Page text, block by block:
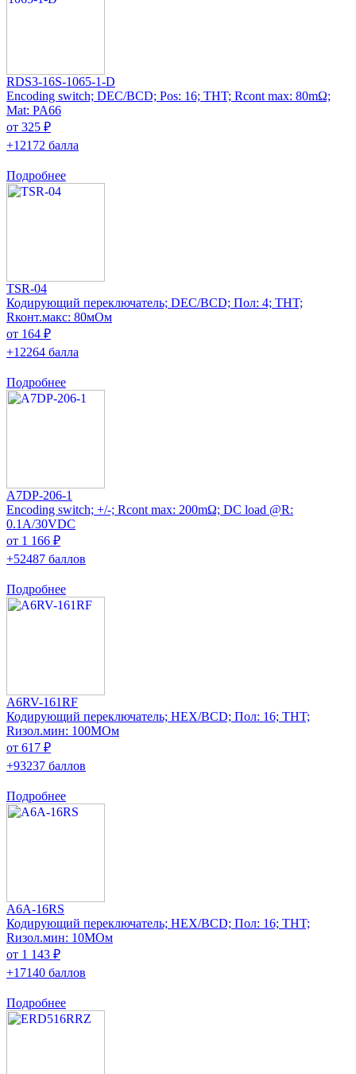
RDS3-16S-1065-1-D
Encoding switch; DEC/BCD; Pos: 16; THT; Rcont max: 80mΩ;
Mat: PA66
от 325 ₽
+12172 балла
Подробнее
TSR-04
Кодирующий переключатель; DEC/BCD; Пол: 4; THT;
Rконт.макс: 80мОм
от 164 ₽
+12264 балла
Подробнее
A7DP-206-1
Encoding switch; +/-; Rcont max: 200mΩ; DC load @R:
0.1A/30VDC
от 1 166 ₽
+52487 баллов
Подробнее
A6RV-161RF
Кодирующий переключатель; HEX/BCD; Пол: 16; THT;
Rизол.мин: 100МОм
от 617 ₽
+93237 баллов
Подробнее
A6A-16RS
Кодирующий переключатель; HEX/BCD; Пол: 16; THT;
Rизол.мин: 10МОм
от 1 143 ₽
+17140 баллов
Подробнее